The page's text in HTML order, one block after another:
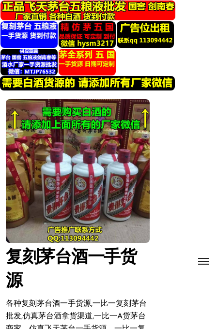
转
到
内
容
复刻茅台酒一手货
源
各种复刻茅台酒一手货源,一比一复刻茅台
批发,仿真茅台酒拿货渠道,一比一A货茅台